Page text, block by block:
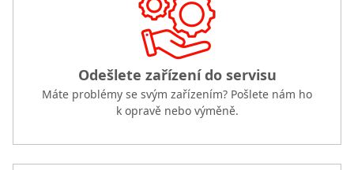
Odešlete zařízení do servisu
Máte problémy se svým zařízením? Pošlete nám ho
k opravě nebo výměně.